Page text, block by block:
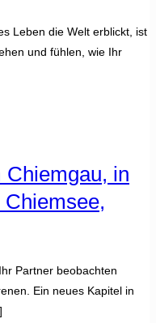
Leben die Welt erblickt, ist
und fühlen, wie Ihr
Chiemgau, in
Partner beobachten
Ein neues Kapitel in